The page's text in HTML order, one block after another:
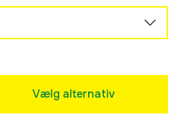
Vælg alternativ